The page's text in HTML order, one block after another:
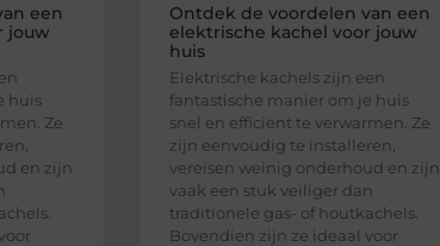
een
jouw
huis
Ze
en zijn
Ontdek de voordelen van een
elektrische kachel voor jouw
huis
Elektrische kachels zijn een
fantastische manier om je huis
snel en efficiënt te verwarmen. Ze
zijn eenvoudig te installeren,
vereisen weinig onderhoud en zijn
vaak een stuk veiliger dan
traditionele gas- of houtkachels.
Bovendien zijn ze ideaal voor